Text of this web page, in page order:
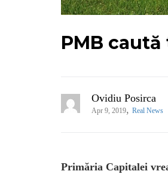
PMB
Ovidiu Posirca
Apr 9, 2019, Real News
Primăria Capitalei